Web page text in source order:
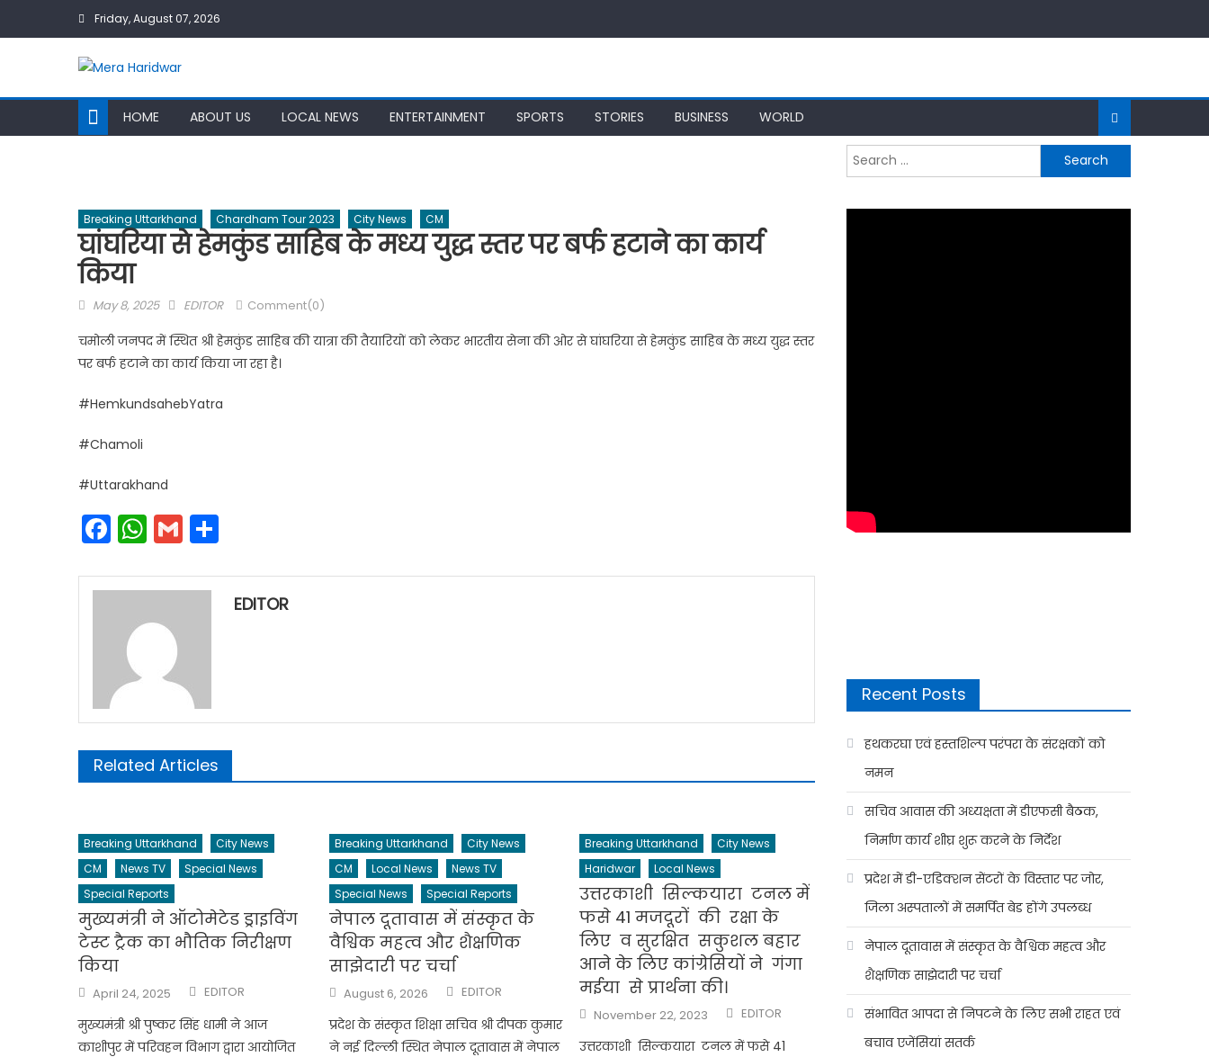
Friday, August 07, 2026
HOME ABOUT US LOCAL NEWS ENTERTAINMENT SPORTS STORIES BUSINESS WORLD
Breaking Uttarkhand Chardham Tour 2023 City News CM
घांघरिया से हेमकुंड साहिब के मध्य युद्ध स्तर पर बर्फ हटाने का कार्य
किया
Posted
May 8, 2025 Author
EDITOR Comment(0)
चमोली जनपद में स्थित श्री हेमकुंड साहिब की यात्रा की तैयारियों को लेकर भारतीय सेना की ओर से घांघरिया से हेमकुंड साहिब के मध्य युद्ध स्तर
पर बर्फ हटाने का कार्य किया जा रहा है।
#HemkundsahebYatra
#Chamoli
#Uttarakhand
Facebook
WhatsApp
Gmail
EDITOR
Related Articles
Breaking Uttarkhand
City News
CM
News TV
Special News
Special Reports
मुख्यमंत्री ने ऑटोमेटेड ड्राइविंग
टेस्ट ट्रैक का भौतिक निरीक्षण
किया
Posted
on
April 24, 2025 Author
EDITOR
मुख्यमंत्री श्री पुष्कर सिंह धामी ने आज
काशीपुर में परिवहन विभाग द्वारा आयोजित
Breaking Uttarkhand
City News
CM
Local News
News TV
Special News
Special Reports
नेपाल दूतावास में संस्कृत के
वैश्विक महत्व और शैक्षणिक
साझेदारी पर चर्चा
Posted
on
August 6, 2026 Author
EDITOR
प्रदेश के संस्कृत शिक्षा सचिव श्री दीपक कुमार
ने नई दिल्ली स्थित नेपाल दूतावास में नेपाल
Breaking Uttarkhand
City News
Haridwar
Local News
उत्तरकाशी सिल्कयारा टनल में
फसे 41 मजदूरों की रक्षा के
लिए व सुरक्षित सकुशल बहार
आने के लिए कांग्रेसियों ने गंगा
मईया से प्रार्थना की।
Posted
on
November 22, 2023 Author
EDITOR
उत्तरकाशी सिल्कयारा टनल में फसे 41
Search
for:
Recent Posts
हथकरघा एवं हस्तशिल्प परंपरा के संरक्षकों को
नमन
सचिव आवास की अध्यक्षता में डीएफसी बैठक,
निर्माण कार्य शीघ्र शुरू करने के निर्देश
प्रदेश में डी-एडिक्शन सेंटरों के विस्तार पर जोर,
जिला अस्पतालों में समर्पित बेड होंगे उपलब्ध
नेपाल दूतावास में संस्कृत के वैश्विक महत्व और
शैक्षणिक साझेदारी पर चर्चा
संभावित आपदा से निपटने के लिए सभी राहत एवं
बचाव एजेंसियां सतर्क